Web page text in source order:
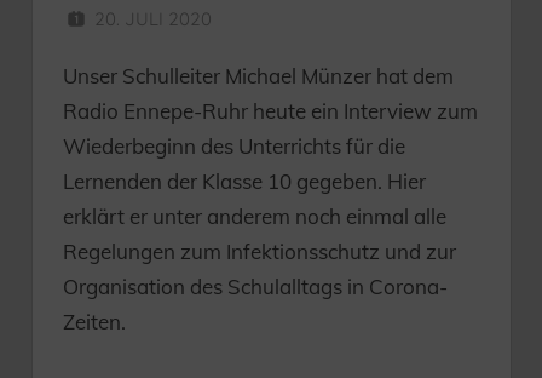
20. JULI 2020
Unser Schulleiter Michael Münzer hat dem
Radio Ennepe-Ruhr heute ein Interview zum
Wiederbeginn des Unterrichts für die
Lernenden der Klasse 10 gegeben. Hier
erklärt er unter anderem noch einmal alle
Regelungen zum Infektionsschutz und zur
Organisation des Schulalltags in Corona-
Zeiten.